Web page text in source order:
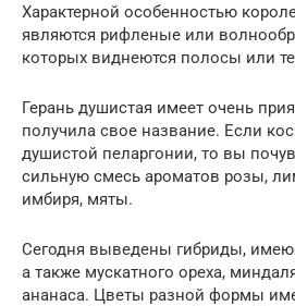
Характерной особенностью
являются рифленые или
которых виднеются полосы или
Герань душистая имеет очень
получила свое название. Если
душистой пеларгонии, то вы
сильную смесь ароматов розы,
имбиря, мяты.
Сегодня выведены гибриды,
а также мускатного ореха,
ананаса. Цветы разной формы